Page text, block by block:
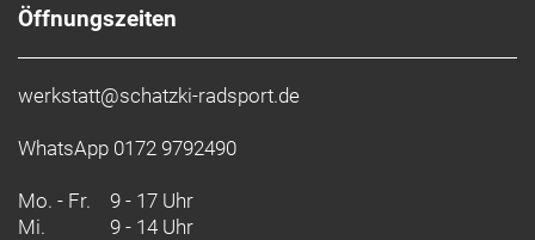
Öffnungszeiten
werkstatt@schatzki-radsport.de
WhatsApp 0172 9792490
Mo. - Fr. 9 - 17 Uhr
Mi.
9 - 14 Uhr